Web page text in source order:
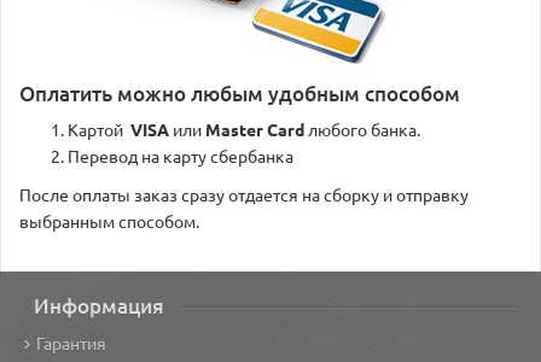
Оплатить можно любым удобным способом
Картой VISA или Master Card любого банка.
Перевод на карту сбербанка
После оплаты заказ сразу отдается на сборку и отправку
выбранным способом.
Информация
Гарантия